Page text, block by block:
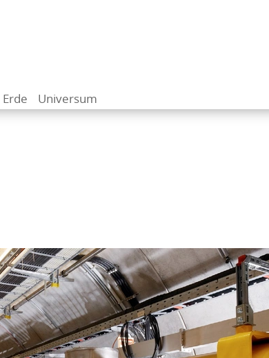
Erde Universum